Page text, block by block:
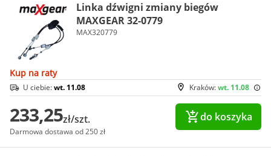
Linka dźwigni zmiany biegów
MAXGEAR 32-0779
MAX320779
Kup na raty
Kraków:wt. 11.08
U ciebie:wt. 11.08
233,25zł/szt.
Darmowa dostawa od 250 zł
do koszyka